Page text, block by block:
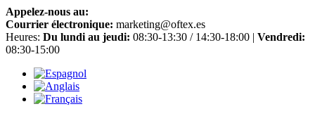
Appelez-nous au:
Courrier électronique: marketing@oftex.es
Heures: Du lundi au jeudi: 08:30-13:30 / 14:30-18:00 | Vendredi:
08:30-15:00